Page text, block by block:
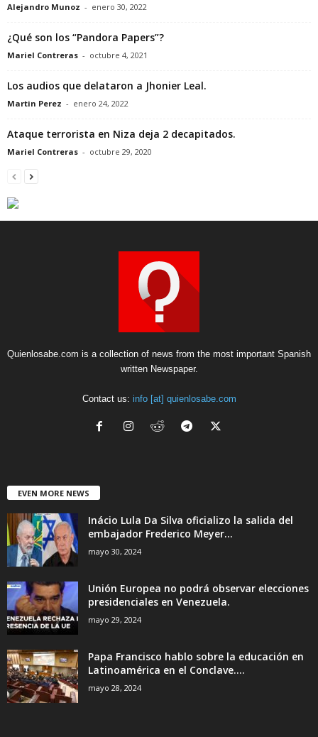
Alejandro Munoz - enero 30, 2022
¿Qué son los “Pandora Papers”?
Mariel Contreras - octubre 4, 2021
Los audios que delataron a Jhonier Leal.
Martin Perez - enero 24, 2022
Ataque terrorista en Niza deja 2 decapitados.
Mariel Contreras - octubre 29, 2020
Quienlosabe.com is a collection of news from the most important Spanish
written Newspaper.
Contact us: info [at] quienlosabe.com
EVEN MORE NEWS
Inácio Lula Da Silva oficializo la salida del
embajador Frederico Meyer...
mayo 30, 2024
Unión Europea no podrá observar elecciones
presidenciales en Venezuela.
mayo 29, 2024
Papa Francisco hablo sobre la educación en
Latinoamérica en el Conclave....
mayo 28, 2024